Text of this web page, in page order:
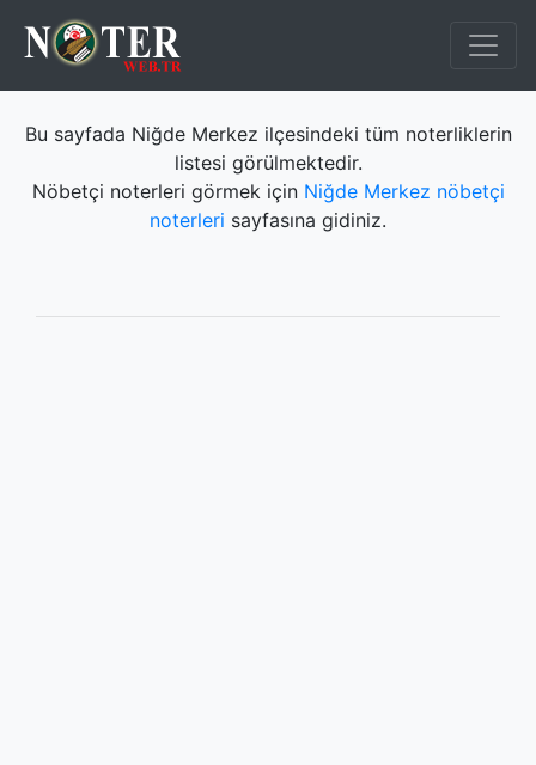
Bu sayfada Niğde Merkez ilçesindeki tüm noterliklerin
listesi görülmektedir.
Nöbetçi noterleri görmek için Niğde Merkez nöbetçi
noterleri sayfasına gidiniz.